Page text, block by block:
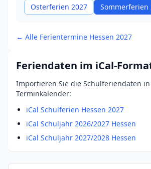
Osterferien 2027
Sommerferien
← Alle Ferientermine Hessen 2027
Feriendaten im iCal-
Importieren Sie die Schulferiendaten
Terminkalender:
iCal Schulferien Hessen 2027
iCal Schuljahr 2026/2027 Hessen
iCal Schuljahr 2027/2028 Hessen